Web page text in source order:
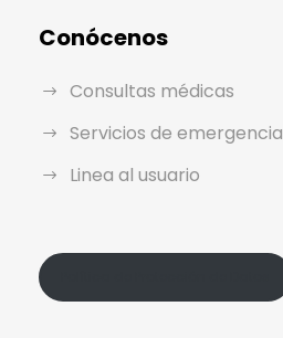
Conócenos
Consultas médicas
Servicios de emergencia
Linea al usuario